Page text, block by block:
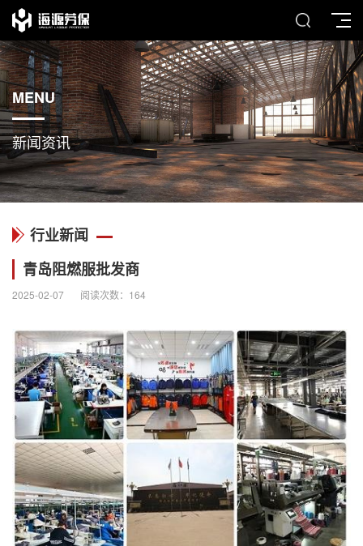
MENU
新闻资讯
行业新闻
青岛阻燃服批发商
2025-02-07 阅读次数： 164